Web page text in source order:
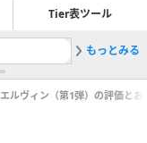
Tier表ツール
2白の塔
もっとみる
エルヴィン（第1弾）の評価と